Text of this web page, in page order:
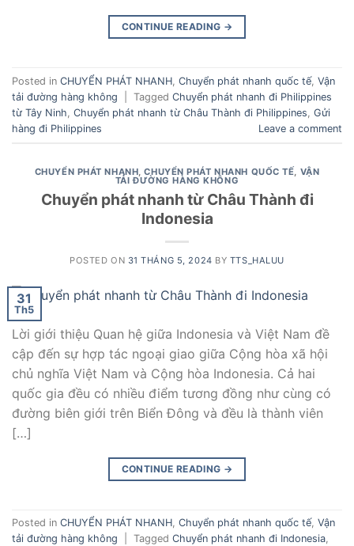
CONTINUE READING →
Posted in CHUYỂN PHÁT NHANH Chuyển phát nhanh quốc tế, Vận
tải đường hàng không
Tagged Chuyển phát nhanh đi Philippines
từ Tây Ninh Chuyển phát nhanh từ Châu Thành đi Philippines Gửi
hàng đi Philippines
Leave a comment
CHUYỂN PHÁT NHANH,CHUYỂN PHÁT NHANH QUỐC TẾ, VẬN
TẢI ĐƯỜNG HÀNG KHÔNG
Chuyển phát nhanh từ Châu Thành đi
Indonesia
POSTED ON 31 THÁNG 5, 2024 BY TTS_HALUU
31
Th5
Lời giới thiệu Quan hệ giữa Indonesia và Việt Nam đề
cập đến sự hợp tác ngoại giao giữa Cộng hòa xã hội
chủ nghĩa Việt Nam và Cộng hòa Indonesia. Cả hai
quốc gia đều có nhiều điểm tương đồng như cùng có
đường biên giới trên Biển Đông và đều là thành viên
[…]
CONTINUE READING →
Posted in CHUYỂN PHÁT NHANH, Chuyển phát nhanh quốc tế, Vận
tải đường hàng không
Tagged Chuyển phát nhanh đi Indonesia,